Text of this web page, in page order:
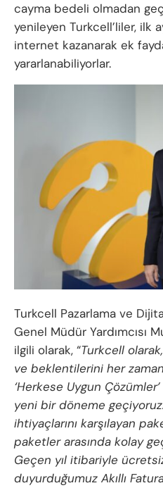
cayma bedeli olmadan
yenileyen Turkcell’liler, ilk
internet kazanarak ek
yararlanabiliyorlar.
Turkcell Pazarlama ve
Genel Müdür Yardımcısı
ilgili olarak, “Turkcell
ve beklentilerini her
‘Herkese Uygun
yeni bir döneme
ihtiyaçlarını karşılayan
paketler arasında kolay
Geçen yıl itibariyle
duyurduğumuz Akıllı